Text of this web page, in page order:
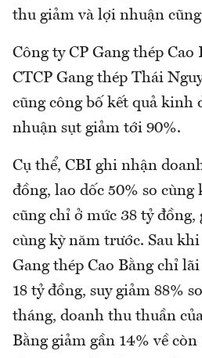
thu giảm và lợi nhuận
Công ty CP Gang thép Cao
CTCP Gang thép Thái
cũng công bố kết quả kinh
nhuận sụt giảm tới 90%.
Cụ thể, CBI ghi nhận
đồng, lao dốc 50% so
cũng chỉ ở mức 38 tỷ
cùng kỳ năm trước. Sau
Gang thép Cao Bằng chỉ
18 tỷ đồng, suy giảm 88%
tháng, doanh thu thuần
Bằng giảm gần 14% về